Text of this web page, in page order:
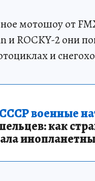
мотошоу от
ROCKY-2 они
и
военные
как